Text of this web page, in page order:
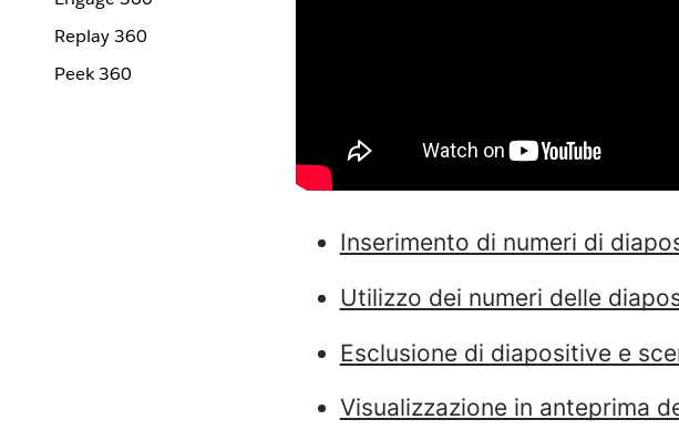
Replay 360
Peek 360
Inserimento di numeri di
Utilizzo dei numeri delle
Esclusione di diapositive e
Visualizzazione in anteprima